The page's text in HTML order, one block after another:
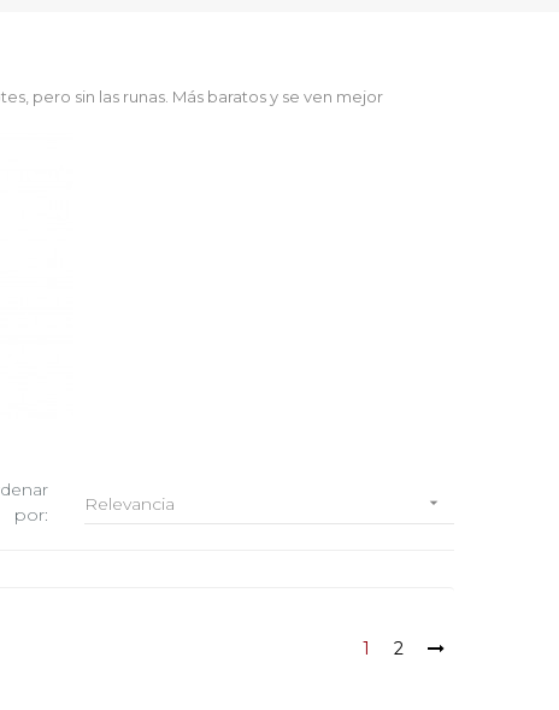
pero sin las runas. Más baratos y se ven mejor
por:
Relevancia 
1 2